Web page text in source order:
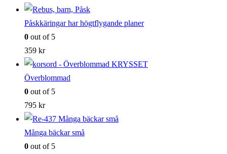
Påskkäringar har högtflygande planer
0 out of 5
359 kr
Överblommad
0 out of 5
795 kr
Många bäckar små
0 out of 5